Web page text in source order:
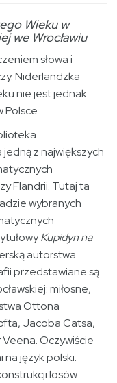
Wieku w
we Wrocławiu
słowa i
Niderlandzka
nie jest jednak
Polsce.
z największych
Flandrii. Tutaj ta
wybranych
Kupidyn na
autorstwa
przedstawiane są
miłosne,
Ottona
Jacoba Catsa,
Oczywiście
na język polski.
losów